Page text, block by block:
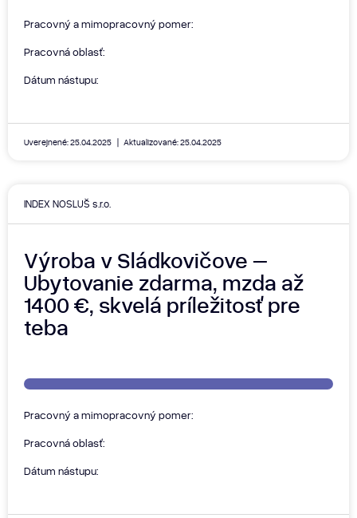
Pracovný a mimopracovný pomer:
Pracovná oblasť:
Dátum nástupu:
Uverejnené: 25.04.2025 Aktualizované: 25.04.2025
INDEX NOSLUŠ s.r.o.
Výroba v Sládkovičove –
Ubytovanie zdarma, mzda až
1400 €, skvelá príležitosť pre
teba
Pracovný a mimopracovný pomer:
Pracovná oblasť:
Dátum nástupu: